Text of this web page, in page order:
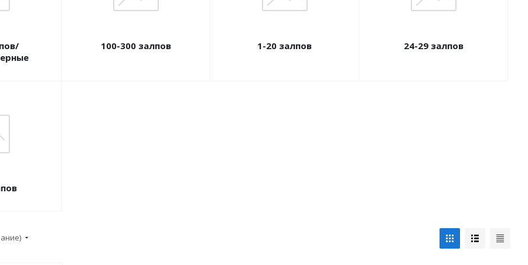
100-300 залпов 1-20 залпов 24-29 залпов